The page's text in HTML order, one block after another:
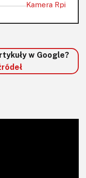
Kamera Rpi
w Google?